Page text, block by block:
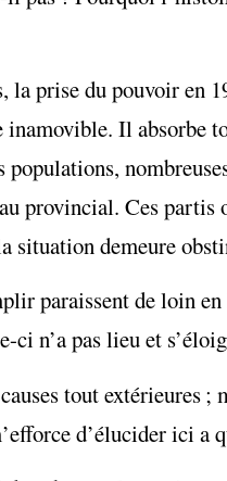
prise du pouvoir en
Il absorbe
provincial. Ces
situation demeure
paraissent de loin
n’a pas lieu et
tout extérieures
d’élucider ici a